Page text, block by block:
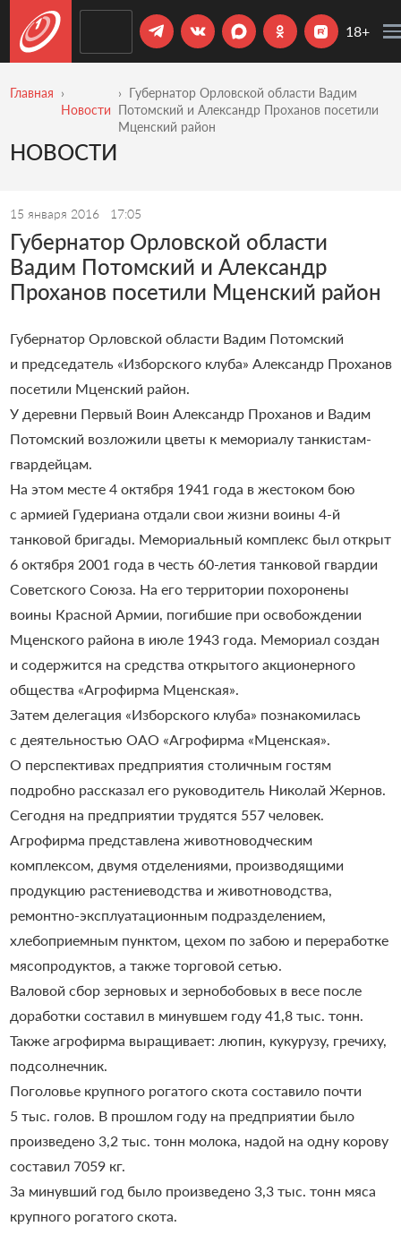
18+
Главная
Новости
Губернатор Орловской области Вадим
Потомский и Александр Проханов посетили
Мценский район
НОВОСТИ
15 января 2016 17:05
Губернатор Орловской области
Вадим Потомский и Александр
Проханов посетили Мценский район
Губернатор Орловской области Вадим Потомский
и председатель «Изборского клуба» Александр Проханов
посетили Мценский район.
У деревни Первый Воин Александр Проханов и Вадим
Потомский возложили цветы к мемориалу танкистам-
гвардейцам.
На этом месте 4 октября 1941 года в жестоком бою
с армией Гудериана отдали свои жизни воины 4-й
танковой бригады. Мемориальный комплекс был открыт
6 октября 2001 года в честь 60-летия танковой гвардии
Советского Союза. На его территории похоронены
воины Красной Армии, погибшие при освобождении
Мценского района в июле 1943 года. Мемориал создан
и содержится на средства открытого акционерного
общества «Агрофирма Мценская».
Затем делегация «Изборского клуба» познакомилась
с деятельностью ОАО «Агрофирма «Мценская».
О перспективах предприятия столичным гостям
подробно рассказал его руководитель Николай Жернов.
Сегодня на предприятии трудятся 557 человек.
Агрофирма представлена животноводческим
комплексом, двумя отделениями, производящими
продукцию растениеводства и животноводства,
ремонтно-эксплуатационным подразделением,
хлебоприемным пунктом, цехом по забою и переработке
мясопродуктов, а также торговой сетью.
Валовой сбор зерновых и зернобобовых в весе после
доработки составил в минувшем году 41,8 тыс. тонн.
Также агрофирма выращивает: люпин, кукурузу, гречиху,
подсолнечник.
Поголовье крупного рогатого скота составило почти
5 тыс. голов. В прошлом году на предприятии было
произведено 3,2 тыс. тонн молока, надой на одну корову
составил 7059 кг.
За минувший год было произведено 3,3 тыс. тонн мяса
крупного рогатого скота.